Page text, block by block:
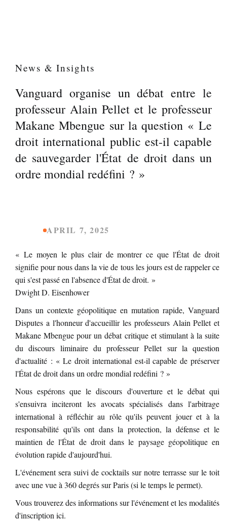
News & Insights
Vanguard organise un débat entre le
professeur Alain Pellet et le professeur
Makane Mbengue sur la question « Le
droit international public est-il capable
de sauvegarder l'État de droit dans un
ordre mondial redéfini ? »
APRIL 7, 2025
« Le moyen le plus clair de montrer ce que l'État de droit
signifie pour nous dans la vie de tous les jours est de rappeler ce
qui s'est passé en l'absence d'État de droit. »
Dwight D. Eisenhower
Dans un contexte géopolitique en mutation rapide, Vanguard
Disputes a l'honneur d'accueillir les professeurs Alain Pellet et
Makane Mbengue pour un débat critique et stimulant à la suite
du discours liminaire du professeur Pellet sur la question
d'actualité : « Le droit international est-il capable de préserver
l'État de droit dans un ordre mondial redéfini ? »
Nous espérons que le discours d'ouverture et le débat qui
s'ensuivra inciteront les avocats spécialisés dans l'arbitrage
international à réfléchir au rôle qu'ils peuvent jouer et à la
responsabilité qu'ils ont dans la protection, la défense et le
maintien de l'État de droit dans le paysage géopolitique en
évolution rapide d'aujourd'hui.
L'événement sera suivi de cocktails sur notre terrasse sur le toit
avec une vue à 360 degrés sur Paris (si le temps le permet).
Vous trouverez des informations sur l'événement et les modalités
d'inscription ici.